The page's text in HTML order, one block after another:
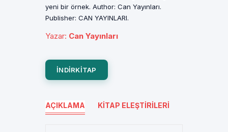
yeni bir örnek. Author: Can Yayınları.
Publisher: CAN YAYINLARI.
Yazar: Can Yayınları
INDIRKITAP
AÇIKLAMA KITAP ELEŞTIRILERI